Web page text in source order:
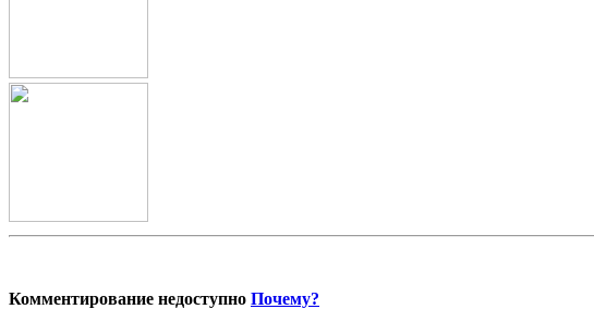
Комментирование недоступно Почему?